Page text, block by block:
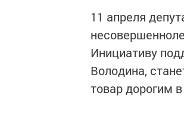
11 апреля
Инициативу
Володина,
товар дорогим